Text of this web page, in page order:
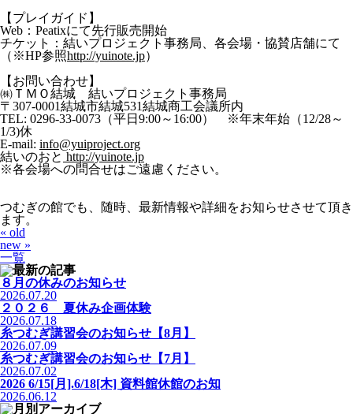
【プレイガイド】
Web：Peatixにて先行販売開始
チケット：結いプロジェクト事務局、各会場・協賛店舗にて
（※HP参照http://yuinote.jp）
【お問い合わせ】
㈱ＴＭＯ結城 結いプロジェクト事務局
〒307-0001結城市結城531結城商工会議所内
TEL: 0296-33-0073（平日9:00～16:00） ※年末年始（12/28～
1/3)休
E-mail: info@yuiproject.org
結いのおと http://yuinote.jp
※各会場への問合せはご遠慮ください。
つむぎの館でも、随時、最新情報や詳細をお知らせさせて頂き
ます。
« old
new »
一覧
８月の休みのお知らせ
2026.07.20
２０２６ 夏休み企画体験
2026.07.18
糸つむぎ講習会のお知らせ【8月】
2026.07.09
糸つむぎ講習会のお知らせ【7月】
2026.07.02
2026 6/15[月].6/18[木] 資料館休館のお知
2026.06.12